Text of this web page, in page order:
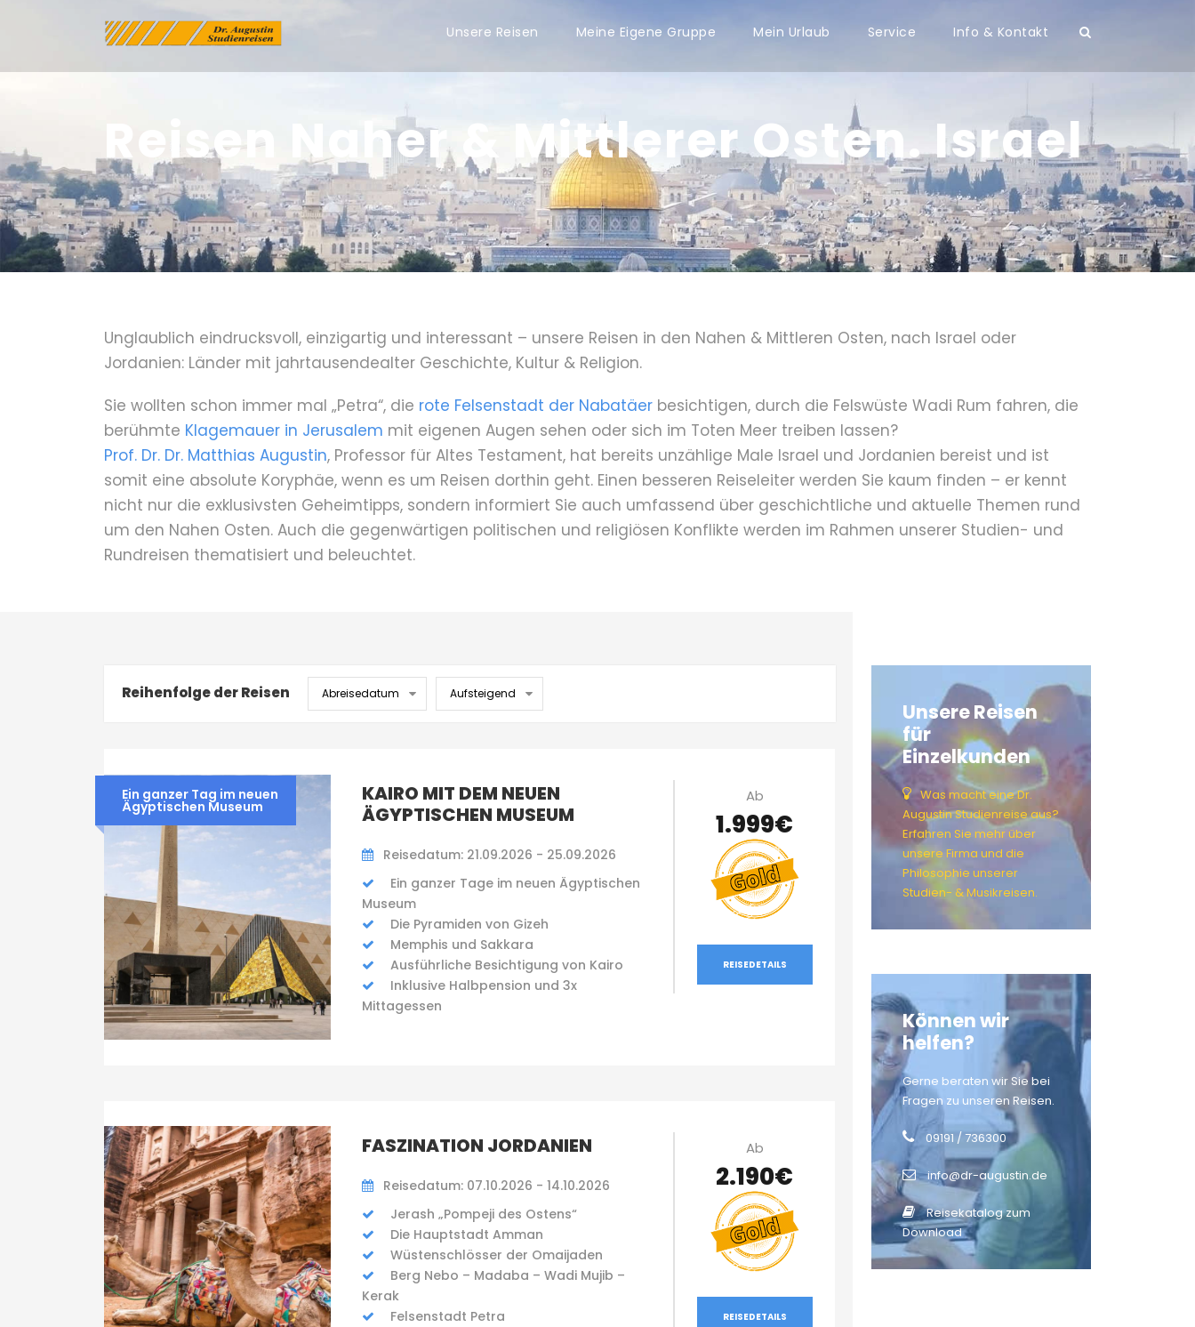
Unsere Reisen Meine Eigene Gruppe Mein Urlaub Service Info & Kontakt
Reisen Naher & Mittlerer Osten. Israel
Unglaublich eindrucksvoll, einzigartig und interessant – unsere Reisen in den Nahen & Mittleren Osten, nach Israel oder
Jordanien: Länder mit jahrtausendealter Geschichte, Kultur & Religion.
Sie wollten schon immer mal „Petra“, die rote Felsenstadt der Nabatäer besichtigen, durch die Felswüste Wadi Rum fahren, die
berühmte Klagemauer in Jerusalem mit eigenen Augen sehen oder sich im Toten Meer treiben lassen?
Prof. Dr. Dr. Matthias Augustin, Professor für Altes Testament, hat bereits unzählige Male Israel und Jordanien bereist und ist
somit eine absolute Koryphäe, wenn es um Reisen dorthin geht. Einen besseren Reiseleiter werden Sie kaum finden – er kennt
nicht nur die exklusivsten Geheimtipps, sondern informiert Sie auch umfassend über geschichtliche und aktuelle Themen rund
um den Nahen Osten. Auch die gegenwärtigen politischen und religiösen Konflikte werden im Rahmen unserer Studien- und
Rundreisen thematisiert und beleuchtet.
Reihenfolge der Reisen
Ein ganzer Tag im neuen
Ägyptischen Museum
KAIRO MIT DEM NEUEN
ÄGYPTISCHEN MUSEUM
Reisedatum: 21.09.2026 - 25.09.2026
Ein ganzer Tage im neuen Ägyptischen
Museum
Die Pyramiden von Gizeh
Memphis und Sakkara
Ausführliche Besichtigung von Kairo
Inklusive Halbpension und 3x
Mittagessen
Ab
1.999€
REISEDETAILS
FASZINATION JORDANIEN
Reisedatum: 07.10.2026 - 14.10.2026
Jerash „Pompeji des Ostens“
Die Hauptstadt Amman
Wüstenschlösser der Omaijaden
Berg Nebo – Madaba – Wadi Mujib –
Kerak
Felsenstadt Petra
Ab
2.190€
REISEDETAILS
Unsere Reisen
für
Einzelkunden
Was macht eine Dr.
Augustin Studienreise aus?
Erfahren Sie mehr über
unsere Firma und die
Philosophie unserer
Studien- & Musikreisen.
Können wir
helfen?
Gerne beraten wir Sie bei
Fragen zu unseren Reisen.
09191 / 736300
info@dr-augustin.de
Reisekatalog zum
Download